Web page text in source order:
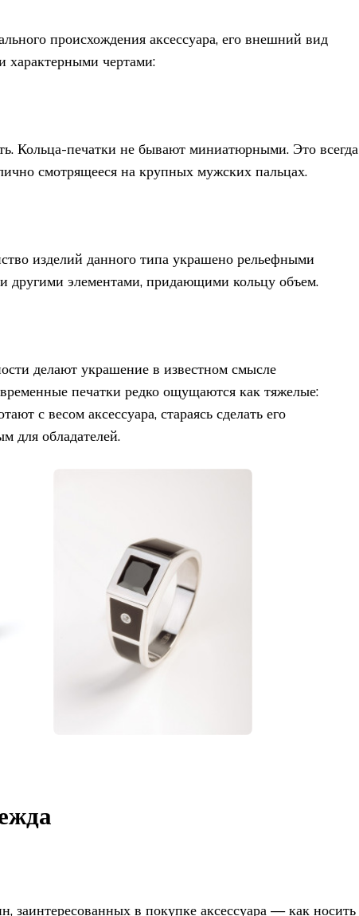
происхождения аксессуара, его внешний вид
характерными чертами:
Кольца-печатки не бывают миниатюрными. Это всегда
смотрящееся на крупных мужских пальцах.
изделий данного типа украшено рельефными
другими элементами, придающими кольцу объем.
делают украшение в известном смысле
печатки редко ощущаются как тяжелые:
с весом аксессуара, стараясь сделать его
для обладателей.
заинтересованных в покупке аксессуара — как носить